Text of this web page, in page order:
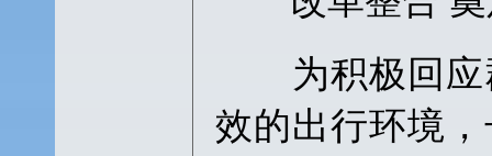
为积极回应
效的出行环境